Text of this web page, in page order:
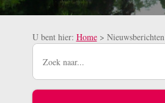
U bent hier: Home > Nieuwsberichten